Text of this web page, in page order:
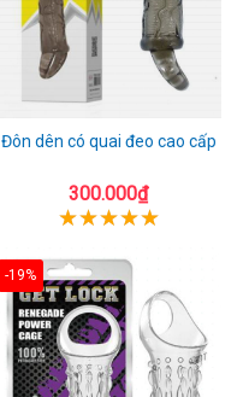
Đôn dên có quai đeo cao cấp
300.000₫
-19%